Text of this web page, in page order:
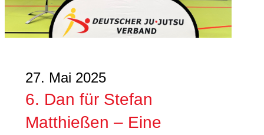
27. Mai 2025
6. Dan für Stefan
Matthießen – Eine